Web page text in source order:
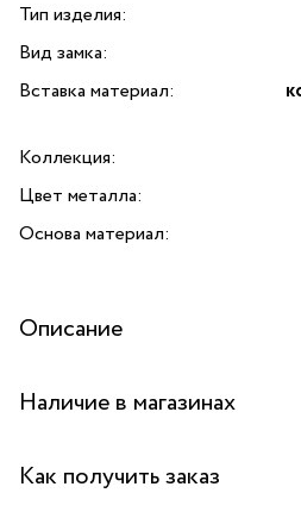
Тип изделия:
Вид замка:
Вставка материал:
Коллекция:
Цвет металла:
Основа материал:
Описание
и жемчугом от бренда Lanzerotti
стиль и итальянское качество.
Наличие в магазинах
Бутик "La Nature" в ТД "Дружба",
Как получить заказ